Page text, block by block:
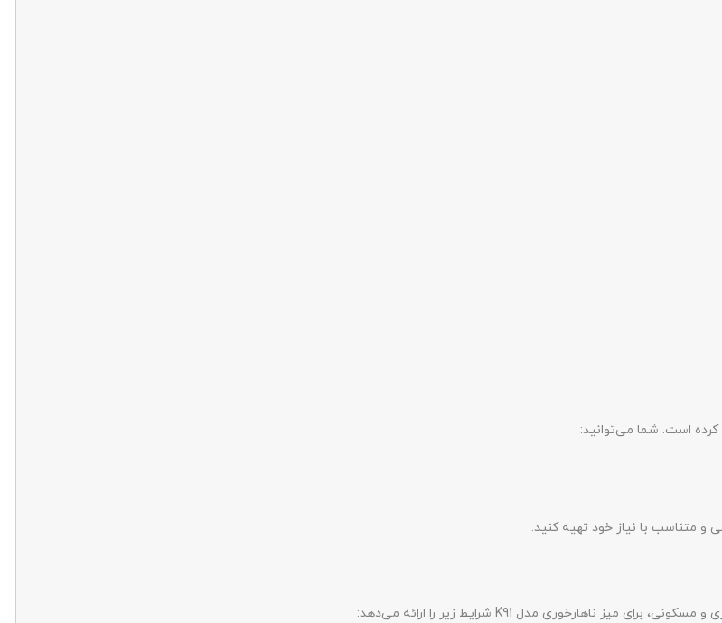
است. شما می‌توانید:
متناسب با نیاز خود تهیه کنید.